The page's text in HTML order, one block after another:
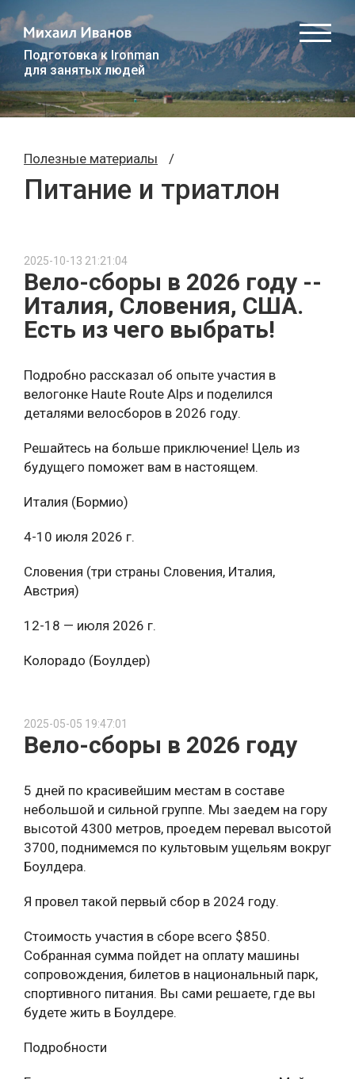
Подготовка к Ironman
для занятых людей
Полезные материалы /
Питание и триатлон
2025-10-13 21:21:04
Вело-сборы в 2026 году --
Италия, Словения, США.
Есть из чего выбрать!
Подробно рассказал об опыте участия в
велогонке Haute Route Alps и поделился
деталями велосборов в 2026 году.
Решайтесь на больше приключение! Цель из
будущего поможет вам в настоящем.
Италия (Бормио)
4-10 июля 2026 г.
Словения (три страны Словения, Италия,
Австрия)
12-18 — июля 2026 г.
Колорадо (Боулдер)
2025-05-05 19:47:01
Вело-сборы в 2026 году
5 дней по красивейшим местам в составе
небольшой и сильной группе. Мы заедем на гору
высотой 4300 метров, проедем перевал высотой
3700, поднимемся по культовым ущельям вокруг
Боулдера.
Я провел такой первый сбор в 2024 году.
Стоимость участия в сборе всего $850.
Собранная сумма пойдет на оплату машины
сопровождения, билетов в национальный парк,
спортивного питания. Вы сами решаете, где вы
будете жить в Боулдере.
Подробности